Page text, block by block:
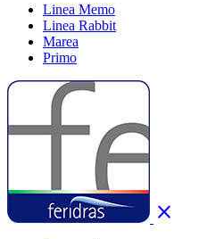
Linea Memo
Linea Rabbit
Marea
Primo
close